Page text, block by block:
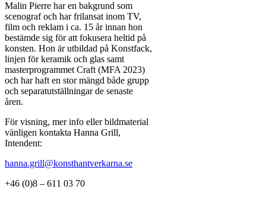
Malin Pierre har en bakgrund som
scenograf och har frilansat inom TV,
film och reklam i ca. 15 år innan hon
bestämde sig för att fokusera heltid på
konsten. Hon är utbildad på Konstfack,
linjen för keramik och glas samt
masterprogrammet Craft (MFA 2023)
och har haft en stor mängd både grupp
och separatutställningar de senaste
åren.
För visning, mer info eller bildmaterial
vänligen kontakta Hanna Grill,
Intendent:
hanna.grill@konsthantverkarna.se
+46 (0)8 – 611 03 70